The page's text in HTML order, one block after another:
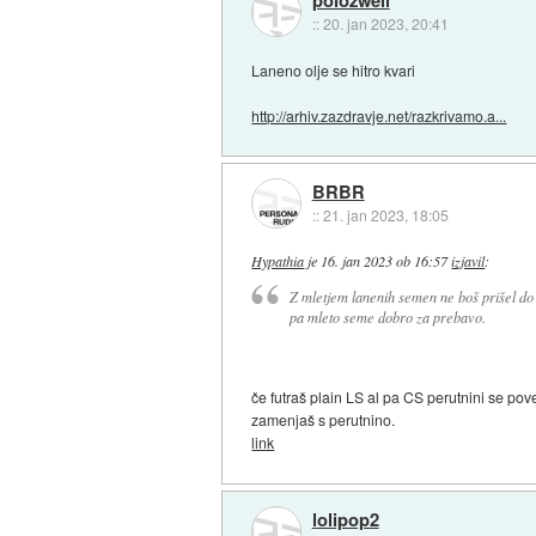
::20. jan 2023, 20:41
Laneno olje se hitro kvari
http://arhiv.zazdravje.net/razkrivamo.a...
BRBR
::21. jan 2023, 18:05
Hypathia je 16. jan 2023 ob 16:57izjavil:
Z mletjem lanenih semen ne boš prišel
pa mleto seme dobro za prebavo.
če futraš plain LS al pa CS perutnini se
zamenjaš s perutnino.
link
lolipop2